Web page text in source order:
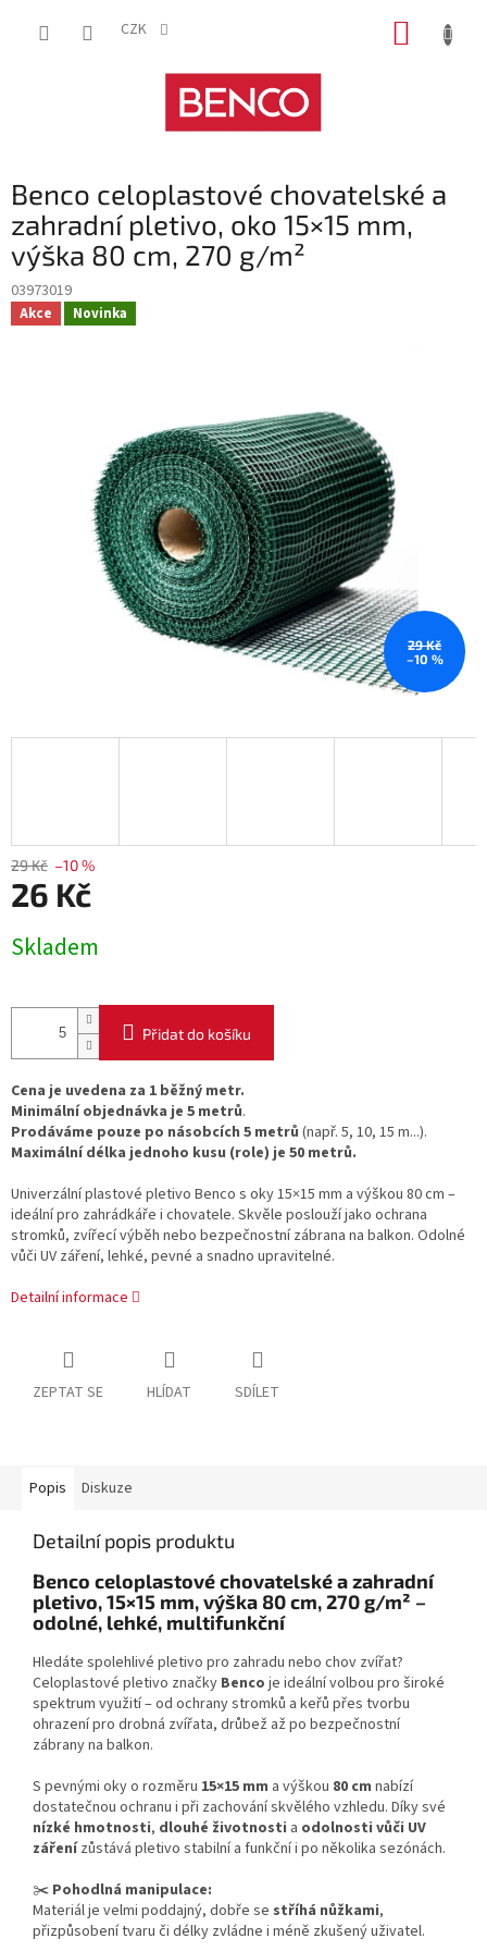
CZK
Benco celoplastové chovatelské a
zahradní pletivo, oko 15×15 mm,
výška 80 cm, 270 g/m²
03973019
Akce Novinka
29 Kč
–10 %
29 Kč –10 %
26 Kč
cena:
Skladem
Přidat do košíku
Cena je uvedena za 1 běžný metr.
Minimální objednávka je 5 metrů.
Prodáváme pouze po násobcích 5 metrů (např. 5, 10, 15 m...).
Maximální délka jednoho kusu (role) je 50 metrů.
Univerzální plastové pletivo Benco s oky 15×15 mm a výškou 80 cm –
ideální pro zahrádkáře i chovatele. Skvěle poslouží jako ochrana
stromků, zvířecí výběh nebo bezpečnostní zábrana na balkon. Odolné
vůči UV záření, lehké, pevné a snadno upravitelné.
Detailní informace
ZEPTAT SE HLÍDAT SDÍLET
Popis Diskuze
Detailní popis produktu
Benco celoplastové chovatelské a zahradní
pletivo, 15×15 mm, výška 80 cm, 270 g/m² –
odolné, lehké, multifunkční
Hledáte spolehlivé pletivo pro zahradu nebo chov zvířat?
Celoplastové pletivo značky Benco je ideální volbou pro široké
spektrum využití – od ochrany stromků a keřů přes tvorbu
ohrazení pro drobná zvířata, drůbež až po bezpečnostní
zábrany na balkon.
S pevnými oky o rozměru 15×15 mm a výškou 80 cm nabízí
dostatečnou ochranu i při zachování skvělého vzhledu. Díky své
nízké hmotnosti, dlouhé životnosti a odolnosti vůči UV
zářenízůstává pletivo stabilní a funkční i po několika sezónách.
✂️ Pohodlná manipulace:
Materiál je velmi poddajný, dobře se stříhá nůžkami,
přizpůsobení tvaru či délky zvládne i méně zkušený uživatel.